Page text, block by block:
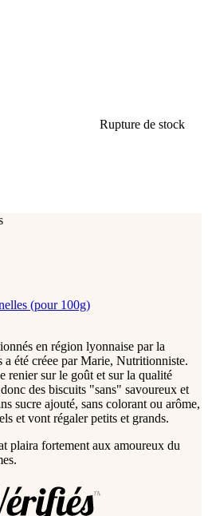
Rupture de stock
(pour 100g)
en région lyonnaise par la
a été créee par Marie, Nutritionniste.
renier sur le goût et sur la qualité
des biscuits "sans" savoureux et
sucre ajouté, sans colorant ou arôme,
et vont régaler petits et grands.
plaira fortement aux amoureux du